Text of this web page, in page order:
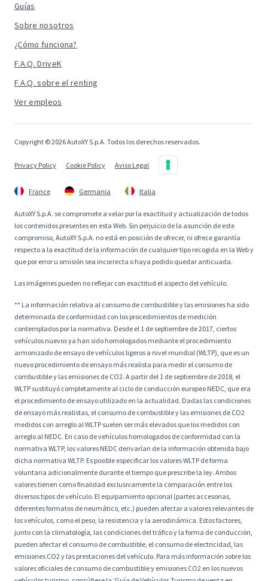
Guías
Sobre nosotros
¿Cómo funciona?
F.A.Q. DriveK
F.A.Q. sobre el renting
Ver empleos
Copyright © 2026 AutoXY S.p.A. Todos los derechos reservados.
Privacy Policy Cookie Policy Aviso Legal
France Germania Italia
AutoXY S.p.A. se compromete a velar por la exactitud y actualización de todos
los contenidos presentes en esta Web. Sin perjuicio de la asunción de este
compromiso, AutoXY S.p.A. no está en posición de ofrecer, ni ofrece garantía
respecto a la exactitud de la información de cualquier tipo recogida en la Web y
que por error u omisión sea incorrecta o haya podido quedar anticuada.
Las imágenes pueden no reflejar con exactitud el aspecto del vehículo.
** La información relativa al consumo de combustible y las emisiones ha sido
determinada de conformidad con los procedimientos de medición
contemplados por la normativa. Desde el 1 de septiembre de 2017, ciertos
vehículos nuevos ya han sido homologados mediante el procedimiento
armonizado de ensayo de vehículos ligeros a nivel mundial (WLTP), que es un
nuevo procedimiento de ensayo más realista para medir el consumo de
combustible y las emisiones de CO2. A partir del 1 de septiembre de 2018, el
WLTP sustituyó completamente al ciclo de conducción europeo NEDC, que era
el procedimiento de ensayo utilizado en la actualidad. Dadas las condiciones
de ensayo más realistas, el consumo de combustible y las emisiones de CO2
medidos con arreglo al WLTP suelen ser más elevados que los medidos con
arreglo al NEDC. En caso de vehículos homologados de conformidad con la
normativa WLTP, los valores NEDC derivarían de la información obtenida bajo
dicha normativa WLTP. Es posible especificar los valores WLTP de forma
voluntaria adicionalmente durante el tiempo que prescribe la ley. Ambos
valores tienen como finalidad exclusivamente la comparación entre los
diversos tipos de vehículo. El equipamiento opcional (partes accesorias,
diferentes formatos de neumático, etc.) pueden afectar a valores relevantes de
los vehículos, como el peso, la resistencia y la aerodinámica. Estos factores,
junto con la climatología, las condiciones del tráfico y la forma de conducción,
pueden afectar el consumo de combustible, el consumo de electricidad, las
emisiones CO2 y las prestaciones del vehículo. Para más información sobre los
valores oficiales de consumo de combustible y emisiones CO2 en los nuevos